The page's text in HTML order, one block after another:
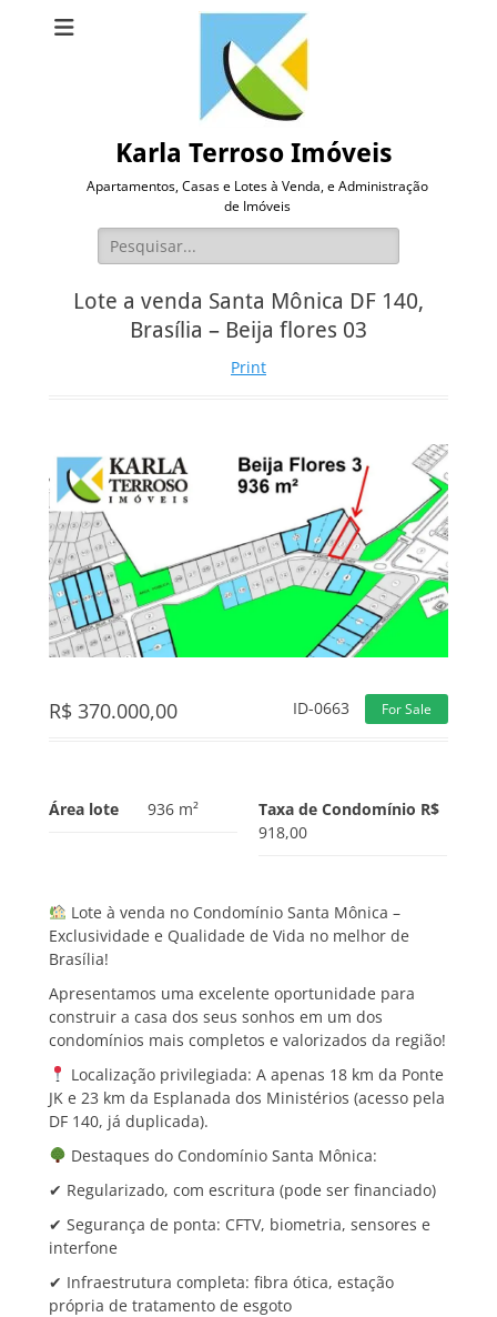
Karla Terroso Imóveis
Apartamentos, Casas e Lotes à Venda, e Administração
de Imóveis
Pesquisar
por:
Lote a venda Santa Mônica DF 140,
Brasília – Beija flores 03
Print
R$ 370.000,00 ID-0663 For Sale
Área lote 936 m²
Taxa de Condomínio R$
918,00
Lote à venda no Condomínio Santa Mônica –
Exclusividade e Qualidade de Vida no melhor de
Brasília!
Apresentamos uma excelente oportunidade para
construir a casa dos seus sonhos em um dos
condomínios mais completos e valorizados da região!
Localização privilegiada: A apenas 18 km da Ponte
JK e 23 km da Esplanada dos Ministérios (acesso pela
DF 140, já duplicada).
Destaques do Condomínio Santa Mônica:
✔ Regularizado, com escritura (pode ser financiado)
✔ Segurança de ponta: CFTV, biometria, sensores e
interfone
✔ Infraestrutura completa: fibra ótica, estação
própria de tratamento de esgoto